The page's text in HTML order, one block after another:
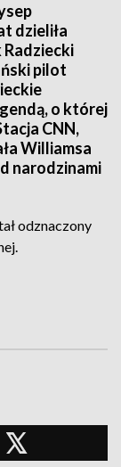
dzieliła
Radziecki
pilot
o której
CNN,
Williamsa
narodzinami
odznaczony